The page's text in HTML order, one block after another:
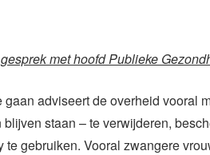
met hoofd Publieke
gaan adviseert de overheid vooral
staan – te verwijderen,
te gebruiken. Vooral zwangere